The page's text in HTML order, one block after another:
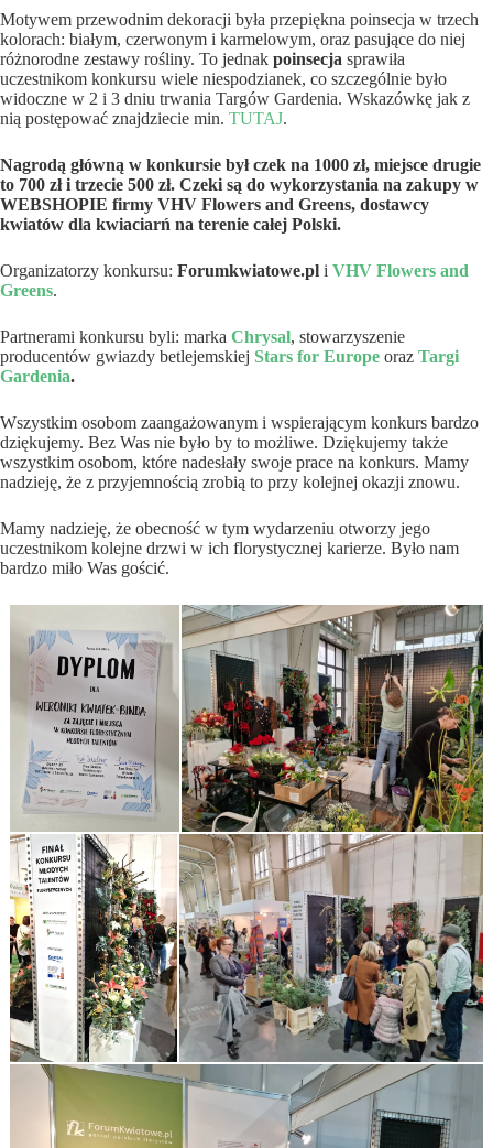
Motywem przewodnim dekoracji była przepiękna poinsecja w trzech
kolorach: białym, czerwonym i karmelowym, oraz pasujące do niej
różnorodne zestawy rośliny. To jednak poinsecja sprawiła
uczestnikom konkursu wiele niespodzianek, co szczególnie było
widoczne w 2 i 3 dniu trwania Targów Gardenia. Wskazówkę jak z
nią postępować znajdziecie min. TUTAJ.
Nagrodą główną w konkursie był czek na 1000 zł, miejsce drugie
to 700 zł i trzecie 500 zł. Czeki są do wykorzystania na zakupy w
WEBSHOPIE firmy VHV Flowers and Greens, dostawcy
kwiatów dla kwiaciarń na terenie całej Polski.
Organizatorzy konkursu: Forumkwiatowe.pl i VHV Flowers and
Greens.
Partnerami konkursu byli: marka Chrysal, stowarzyszenie
producentów gwiazdy betlejemskiej Stars for Europe oraz Targi
Gardenia.
Wszystkim osobom zaangażowanym i wspierającym konkurs bardzo
dziękujemy. Bez Was nie było by to możliwe. Dziękujemy także
wszystkim osobom, które nadesłały swoje prace na konkurs. Mamy
nadzieję, że z przyjemnością zrobią to przy kolejnej okazji znowu.
Mamy nadzieję, że obecność w tym wydarzeniu otworzy jego
uczestnikom kolejne drzwi w ich florystycznej karierze. Było nam
bardzo miło Was gościć.